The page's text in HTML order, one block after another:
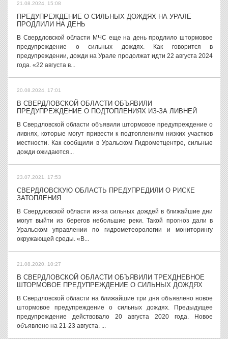
21.08.2024, 15:08
ПРЕДУПРЕЖДЕНИЕ О СИЛЬНЫХ ДОЖДЯХ НА УРАЛЕ
ПРОДЛИЛИ НА ДЕНЬ
В Свердловской области МЧС еще на день продлило штормовое
предупреждение о сильных дождях. Как говорится в
предупреждении, дожди на Урале продолжат идти 22 августа 2024
года. «22 августа в...
20.08.2024, 17:01
В СВЕРДЛОВСКОЙ ОБЛАСТИ ОБЪЯВИЛИ
ПРЕДУПРЕЖДЕНИЕ О ПОДТОПЛЕНИЯХ ИЗ-ЗА ЛИВНЕЙ
В Свердловской области объявили штормовое предупреждение о
ливнях, которые могут привести к подтоплениям низких участков
местности. Как сообщили в Уральском Гидрометцентре, сильные
дожди ожидаются...
23.07.2021, 17:53
СВЕРДЛОВСКУЮ ОБЛАСТЬ ПРЕДУПРЕДИЛИ О РИСКЕ
ЗАТОПЛЕНИЯ
В Свердловской области из-за сильных дождей в ближайшие дни
могут выйти из берегов небольшие реки. Такой прогноз дали в
Уральском управлении по гидрометеорологии и мониторингу
окружающей среды. «В...
21.08.2020, 10:27
В СВЕРДЛОВСКОЙ ОБЛАСТИ ОБЪЯВИЛИ ТРЕХДНЕВНОЕ
ШТОРМОВОЕ ПРЕДУПРЕЖДЕНИЕ О СИЛЬНЫХ ДОЖДЯХ
В Свердловской области на ближайшие три дня объявлено новое
штормовое предупреждение о сильных дождях. Предыдущее
предупреждение действовало 20 августа 2020 года. Новое
объявлено на 21-23 августа. ...